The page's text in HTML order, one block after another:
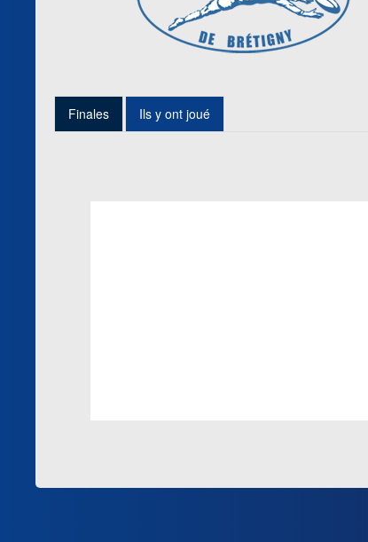
Finales Ils y ont joué